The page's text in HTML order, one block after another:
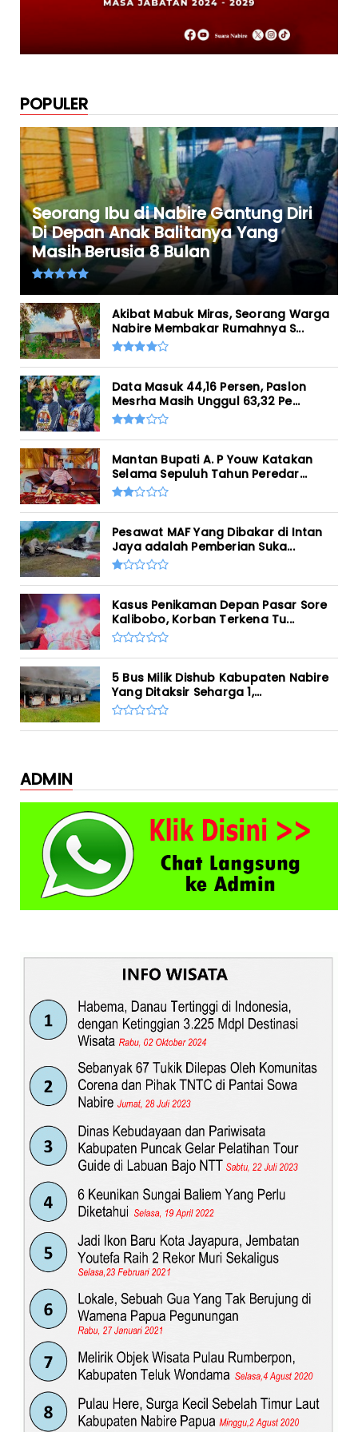
POPULER
Seorang Ibu di Nabire Gantung Diri
Di Depan Anak Balitanya Yang
Masih Berusia 8 Bulan
Akibat Mabuk Miras, Seorang Warga
Nabire Membakar Rumahnya S...
Data Masuk 44,16 Persen, Paslon
Mesrha Masih Unggul 63,32 Pe...
Mantan Bupati A. P Youw Katakan
Selama Sepuluh Tahun Peredar...
Pesawat MAF Yang Dibakar di Intan
Jaya adalah Pemberian Suka...
Kasus Penikaman Depan Pasar Sore
Kalibobo, Korban Terkena Tu...
5 Bus Milik Dishub Kabupaten Nabire
Yang Ditaksir Seharga 1,...
ADMIN